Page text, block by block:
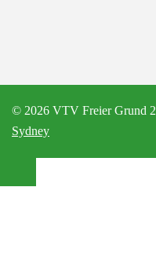
© 2026 VTV Freier Grund
Sydney